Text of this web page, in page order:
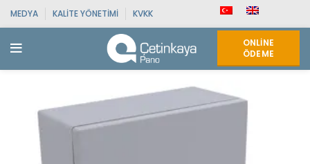
MEDYA KALITE YÖNETIMI KVKK
ONLINE
ÖDEME